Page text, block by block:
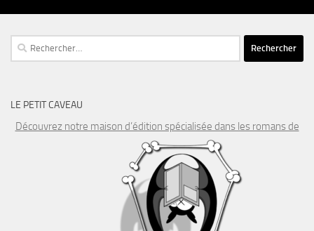
Rechercher :
LE PETIT CAVEAU
Découvrez notre maison d’édition spécialisée dans les romans de